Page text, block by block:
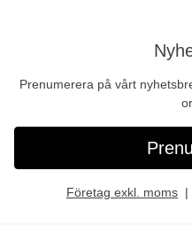
Prenumerera på vårt
Företag exkl. moms